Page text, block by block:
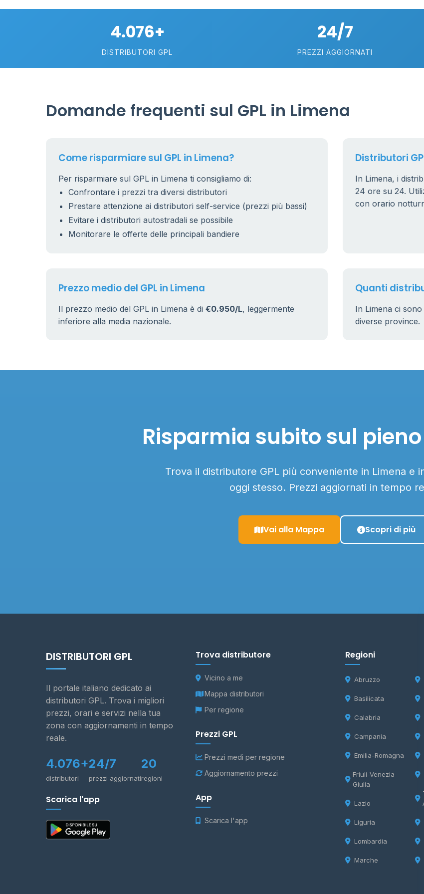
20
25
38
10
4.076+
DISTRIBUTORI GPL
24/7
PREZZI AGGIORNATI
Domande frequenti sul GPL in Limena
Come risparmiare sul GPL in Limena?
Per risparmiare sul GPL in Limena ti consigliamo di:
Confrontare i prezzi tra diversi distributori
Prestare attenzione ai distributori self-service (prezzi più bassi)
Evitare i distributori autostradali se possibile
Monitorare le offerte delle principali bandiere
Distributori
In Limena, i
24 ore su 24.
con orario
Prezzo medio del GPL in Limena
Il prezzo medio del GPL in Limena è di €0.950/L, leggermente
inferiore alla media nazionale.
Quanti
In Limena ci
diverse province.
Risparmia subito sul
Trova il distributore GPL più conveniente in Limena e
oggi stesso. Prezzi aggiornati in tempo
Vai alla Mappa Scopri di più
DISTRIBUTORI GPL
Il portale italiano dedicato ai
distributori GPL. Trova i migliori
prezzi, orari e servizi nella tua
zona con aggiornamenti in tempo
reale.
4.076+
distributori
24/7
prezzi aggiornati
20
regioni
Scarica l'app
Trova distributore
Vicino a me
Mappa distributori
Per regione
Prezzi GPL
Prezzi medi per regione
Aggiornamento prezzi
App
Scarica l'app
Regioni
Abruzzo
Basilicata
Calabria
Campania
Emilia-Romagna
Friuli-Venezia
Giulia
Lazio
Liguria
Lombardia
Marche